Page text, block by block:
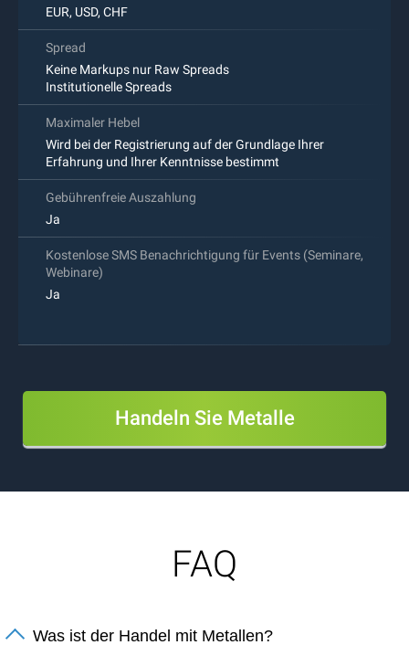
EUR, USD, CHF
Spread
Keine Markups nur Raw Spreads
Institutionelle Spreads
Maximaler Hebel
Wird bei der Registrierung auf der Grundlage Ihrer
Erfahrung und Ihrer Kenntnisse bestimmt
Gebührenfreie Auszahlung
Ja
Kostenlose SMS Benachrichtigung für Events (Seminare,
Webinare)
Ja
Handeln Sie Metalle
FAQ
Was ist der Handel mit Metallen?